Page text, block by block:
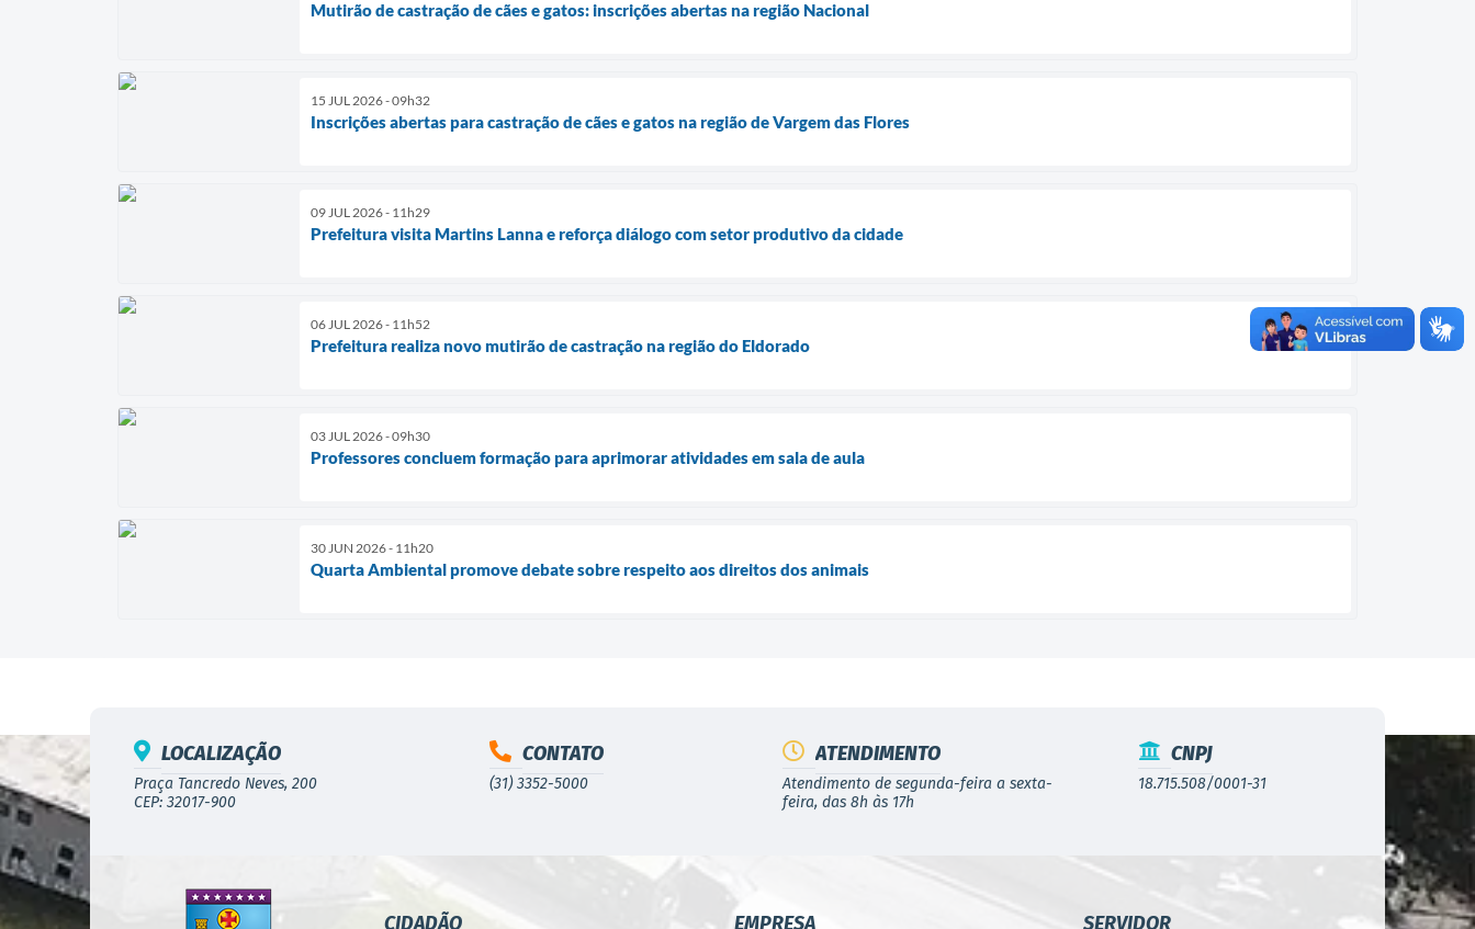
Mutirão de castração de cães e gatos: inscrições abertas na região Nacional
15 JUL 2026 - 09h32
Inscrições abertas para castração de cães e gatos na região de Vargem das Flores
09 JUL 2026 - 11h29
Prefeitura visita Martins Lanna e reforça diálogo com setor produtivo da cidade
06 JUL 2026 - 11h52
Prefeitura realiza novo mutirão de castração na região do Eldorado
03 JUL 2026 - 09h30
Professores concluem formação para aprimorar atividades em sala de aula
30 JUN 2026 - 11h20
Quarta Ambiental promove debate sobre respeito aos direitos dos animais
LOCALIZAÇÃO
Praça Tancredo Neves, 200
CEP: 32017-900
CONTATO
(31) 3352-5000
ATENDIMENTO
Atendimento de segunda-feira a sexta-
feira, das 8h às 17h
CNPJ
18.715.508/0001-31
CIDADÃO EMPRESA SERVIDOR